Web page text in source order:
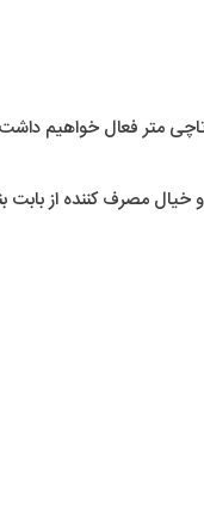
فعال خواهیم داشت.
خیال مصرف کننده از